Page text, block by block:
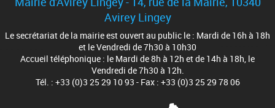
Avirey Lingey
Le secrétariat de la mairie est ouvert au public le : Mardi de 16h à 18h
et le Vendredi de 7h30 à 10h30
Accueil téléphonique : le Mardi de 8h à 12h et de 14h à 18h, le
Vendredi de 7h30 à 12h.
Tél. : +33 (0)3 25 29 10 93 - Fax : +33 (0)3 25 29 78 06